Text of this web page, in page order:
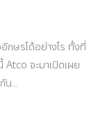
กษรได้อย่างไร ทั้งที่
จะมาเปิดเผย
น...